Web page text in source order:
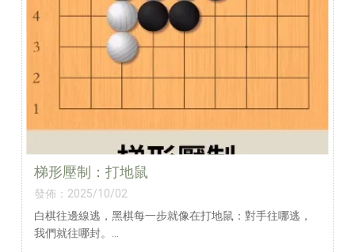
梯形壓制：打地鼠
發佈：2025/10/02
白棋往邊線逃，黑棋每一步就像在打地鼠：對手往哪逃，
我們就往哪封。